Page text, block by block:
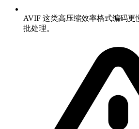
AVIF 这类高压缩效率格式编码更
批处理。